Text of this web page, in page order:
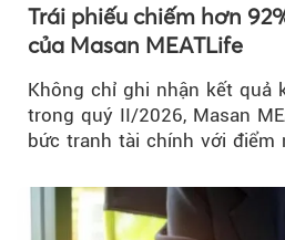
Trái phiếu chiếm hơn
của Masan MEATLife
Không chỉ ghi nhận kết quả
trong quý II/2026, Masan
bức tranh tài chính với điểm